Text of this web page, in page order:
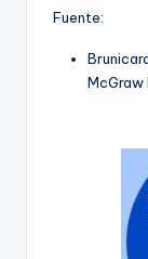
Fuente:
McGraw